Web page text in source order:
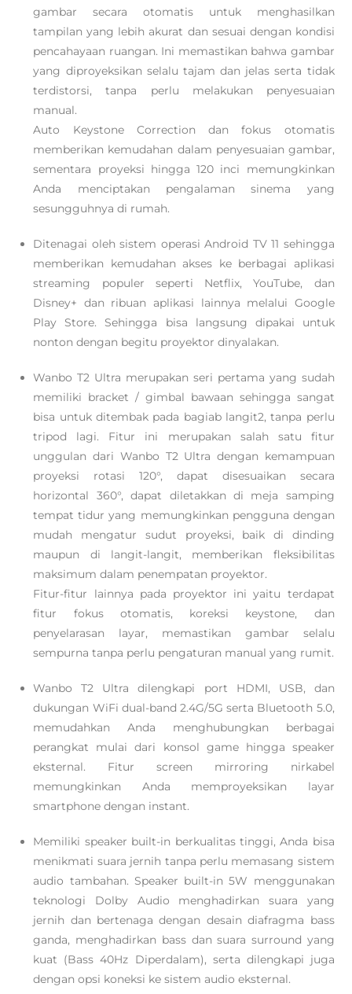
gambar secara otomatis untuk menghasilkan
tampilan yang lebih akurat dan sesuai dengan kondisi
pencahayaan ruangan. Ini memastikan bahwa gambar
yang diproyeksikan selalu tajam dan jelas serta tidak
terdistorsi, tanpa perlu melakukan penyesuaian
manual.
Auto Keystone Correction dan fokus otomatis
memberikan kemudahan dalam penyesuaian gambar,
sementara proyeksi hingga 120 inci memungkinkan
Anda menciptakan pengalaman sinema yang
sesungguhnya di rumah.
Ditenagai oleh sistem operasi Android TV 11 sehingga
memberikan kemudahan akses ke berbagai aplikasi
streaming populer seperti Netflix, YouTube, dan
Disney+ dan ribuan aplikasi lainnya melalui Google
Play Store. Sehingga bisa langsung dipakai untuk
nonton dengan begitu proyektor dinyalakan.
Wanbo T2 Ultra merupakan seri pertama yang sudah
memiliki bracket / gimbal bawaan sehingga sangat
bisa untuk ditembak pada bagiab langit2, tanpa perlu
tripod lagi. Fitur ini merupakan salah satu fitur
unggulan dari Wanbo T2 Ultra dengan kemampuan
proyeksi rotasi 120°, dapat disesuaikan secara
horizontal 360°, dapat diletakkan di meja samping
tempat tidur yang memungkinkan pengguna dengan
mudah mengatur sudut proyeksi, baik di dinding
maupun di langit-langit, memberikan fleksibilitas
maksimum dalam penempatan proyektor.
Fitur-fitur lainnya pada proyektor ini yaitu terdapat
fitur fokus otomatis, koreksi keystone, dan
penyelarasan layar, memastikan gambar selalu
sempurna tanpa perlu pengaturan manual yang rumit.
Wanbo T2 Ultra dilengkapi port HDMI, USB, dan
dukungan WiFi dual-band 2.4G/5G serta Bluetooth 5.0,
memudahkan Anda menghubungkan berbagai
perangkat mulai dari konsol game hingga speaker
eksternal. Fitur screen mirroring nirkabel
memungkinkan Anda memproyeksikan layar
smartphone dengan instant.
Memiliki speaker built-in berkualitas tinggi, Anda bisa
menikmati suara jernih tanpa perlu memasang sistem
audio tambahan. Speaker built-in 5W menggunakan
teknologi Dolby Audio menghadirkan suara yang
jernih dan bertenaga dengan desain diafragma bass
ganda, menghadirkan bass dan suara surround yang
kuat (Bass 40Hz Diperdalam), serta dilengkapi juga
dengan opsi koneksi ke sistem audio eksternal.